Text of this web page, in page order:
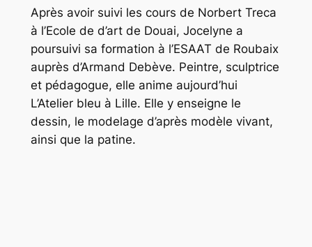
Après avoir suivi les cours de Norbert Treca
à l’Ecole de d’art de Douai, Jocelyne a
poursuivi sa formation à l’ESAAT de Roubaix
auprès d’Armand Debève. Peintre, sculptrice
et pédagogue, elle anime aujourd’hui
L’Atelier bleu à Lille. Elle y enseigne le
dessin, le modelage d’après modèle vivant,
ainsi que la patine.